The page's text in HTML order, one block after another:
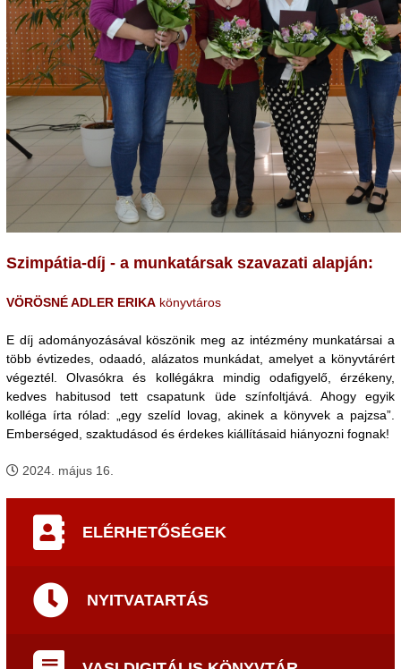
Szimpátia-díj - a munkatársak szavazati alapján:
VÖRÖSNÉ ADLER ERIKA könyvtáros
E díj adományozásával köszönik meg az intézmény munkatársai a
több évtizedes, odaadó, alázatos munkádat, amelyet a könyvtárért
végeztél. Olvasókra és kollégákra mindig odafigyelő, érzékeny,
kedves habitusod tett csapatunk üde színfoltjává. Ahogy egyik
kolléga írta rólad: „egy szelíd lovag, akinek a könyvek a pajzsa”.
Emberséged, szaktudásod és érdekes kiállításaid hiányozni fognak!
2024. május 16.
ELÉRHETŐSÉGEK
NYITVATARTÁS